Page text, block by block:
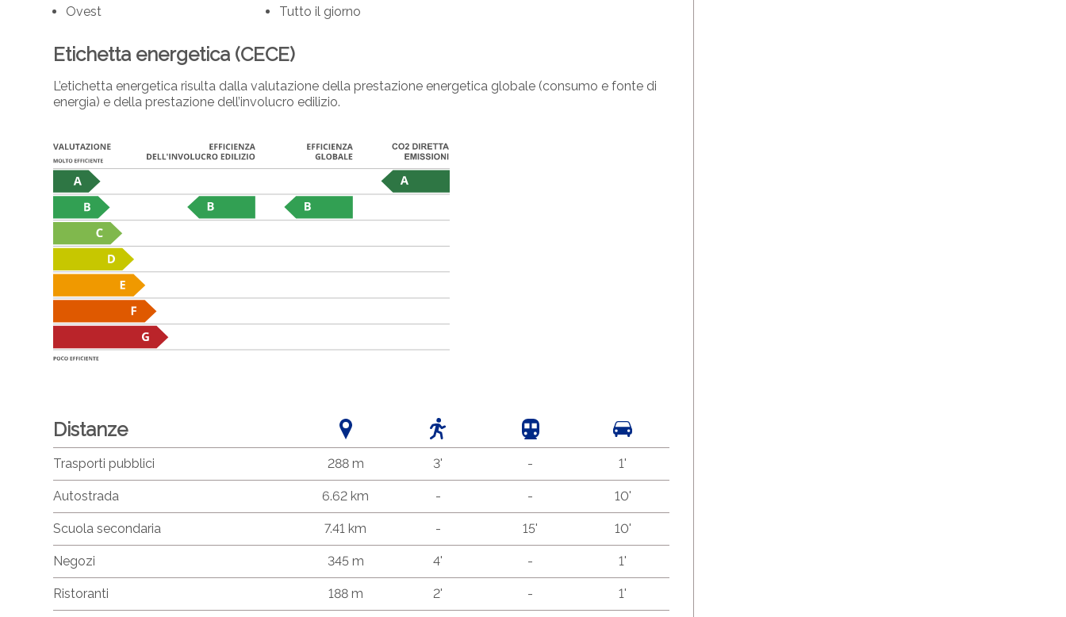
Ovest
Tutto il giorno
Etichetta energetica (CECE)
L’etichetta energetica risulta dalla valutazione della prestazione energetica globale (consumo e fonte di
energia) e della prestazione dell’involucro edilizio.
Distanze
Trasporti pubblici 288 m 3' - 1'
Autostrada 6.62 km - - 10'
Scuola secondaria 7.41 km - 15' 10'
Negozi 345 m 4' - 1'
Ristoranti 188 m 2' - 1'